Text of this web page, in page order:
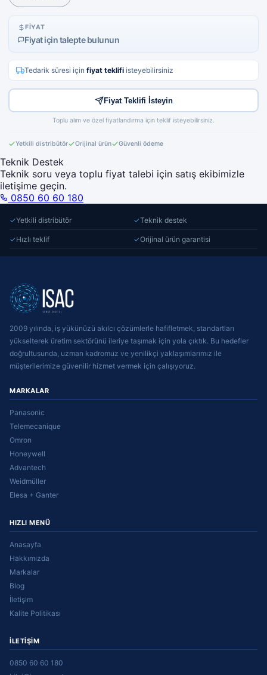
FIYAT
Fiyat için talepte bulunun
Tedarik süresi için fiyat teklifi isteyebilirsiniz
Fiyat Teklifi İsteyin
Toplu alım ve özel fiyatlandırma için teklif isteyebilirsiniz.
Yetkili distribütör Orijinal ürün Güvenli ödeme
Teknik Destek
Teknik soru veya toplu fiyat talebi için satış ekibimizle
iletişime geçin.
0850 60 60 180
✓Yetkili distribütör ✓Teknik destek
✓Hızlı teklif ✓Orijinal ürün garantisi
2009 yılında, iş yükünüzü akılcı çözümlerle hafifletmek, standartları
yükselterek üretim sektörünü ileriye taşımak için yola çıktık. Bu hedefler
doğrultusunda, uzman kadromuz ve yenilikçi yaklaşımlarımız ile
müşterilerimize güvenilir hizmet vermek için çalışıyoruz.
MARKALAR
Panasonic
Telemecanique
Omron
Honeywell
Advantech
Weidmüller
Elesa + Ganter
HIZLI MENÜ
Anasayfa
Hakkımızda
Markalar
Blog
İletişim
Kalite Politikası
İLETIŞIM
0850 60 60 180